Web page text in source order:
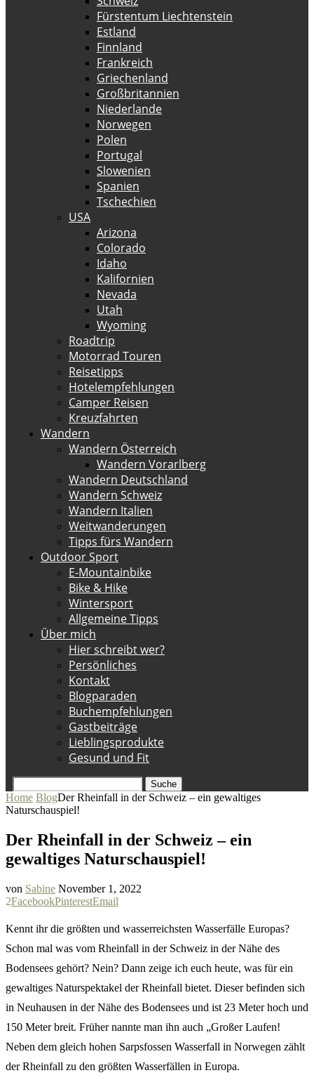
Fürstentum Liechtenstein
Estland
Finnland
Frankreich
Griechenland
Großbritannien
Niederlande
Norwegen
Polen
Portugal
Slowenien
Spanien
Tschechien
USA
Arizona
Colorado
Idaho
Kalifornien
Nevada
Utah
Wyoming
Roadtrip
Motorrad Touren
Reisetipps
Hotelempfehlungen
Camper Reisen
Kreuzfahrten
Wandern
Wandern Österreich
Wandern Vorarlberg
Wandern Deutschland
Wandern Schweiz
Wandern Italien
Weitwanderungen
Tipps fürs Wandern
Outdoor Sport
E-Mountainbike
Bike & Hike
Wintersport
Allgemeine Tipps
Über mich
Hier schreibt wer?
Persönliches
Kontakt
Blogparaden
Buchempfehlungen
Gastbeiträge
Lieblingsprodukte
Gesund und Fit
Suche
Home BlogDer Rheinfall in der Schweiz – ein gewaltiges
Naturschauspiel!
Der Rheinfall in der Schweiz – ein
gewaltiges Naturschauspiel!
von Sabine November 1, 2022
2FacebookPinterestEmail
Kennt ihr die größten und wasserreichsten Wasserfälle Europas?
Schon mal was vom Rheinfall in der Schweiz in der Nähe des
Bodensees gehört? Nein? Dann zeige ich euch heute, was für ein
gewaltiges Naturspektakel der Rheinfall bietet. Dieser befinden sich
in Neuhausen in der Nähe des Bodensees und ist 23 Meter hoch und
150 Meter breit. Früher nannte man ihn auch „Großer Laufen!
Neben dem gleich hohen Sarpsfossen Wasserfall in Norwegen zählt
der Rheinfall zu den größten Wasserfällen in Europa.